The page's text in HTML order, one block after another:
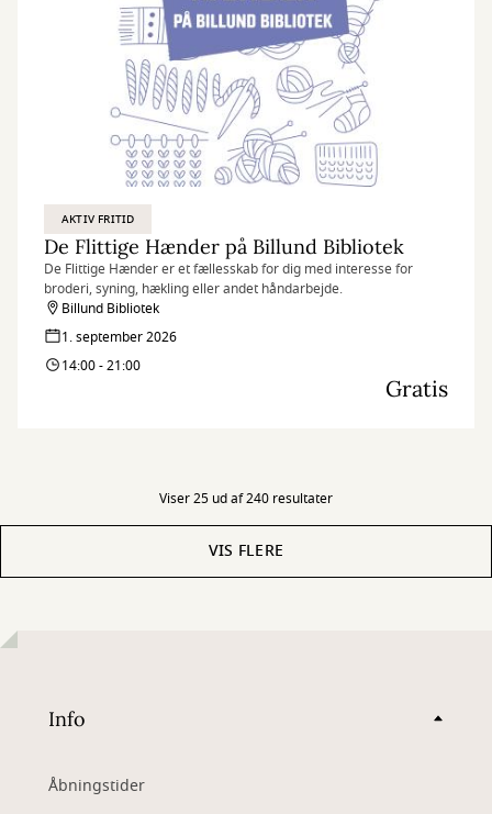
AKTIV FRITID
De Flittige Hænder på Billund Bibliotek
De Flittige Hænder er et fællesskab for dig med interesse for
broderi, syning, hækling eller andet håndarbejde.
Billund Bibliotek
1. september 2026
14:00 - 21:00
Gratis
Viser 25 ud af 240 resultater
VIS FLERE
Info
Åbningstider